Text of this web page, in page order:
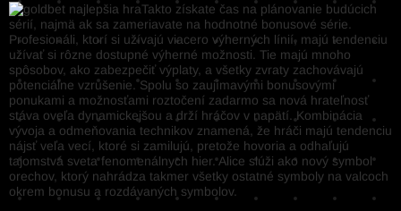
Takto získate čas na plánovanie budúcich
sérií, najmä ak sa zameriavate na hodnotné bonusové série.
Profesionáli, ktorí si užívajú viacero výherných línií, majú tendenciu
užívať si rôzne dostupné výherné možnosti. Tie majú mnoho
spôsobov, ako zabezpečiť výplaty, a všetky zvraty zachovávajú
potenciálne vzrušenie. Spolu so zaujímavými bonusovými
ponukami a možnosťami roztočení zadarmo sa nová hrateľnosť
stáva oveľa dynamickejšou a drží hráčov v napätí. Kombinácia
vývoja a odmeňovania technikov znamená, že hráči majú tendenciu
nájsť veľa vecí, ktoré si zamilujú, pretože hovoria a odhaľujú
tajomstvá sveta fenomenálnych hier. Alice slúži ako nový symbol
orechov, ktorý nahrádza takmer všetky ostatné symboly na valcoch
okrem bonusu a rozdávaných symbolov.